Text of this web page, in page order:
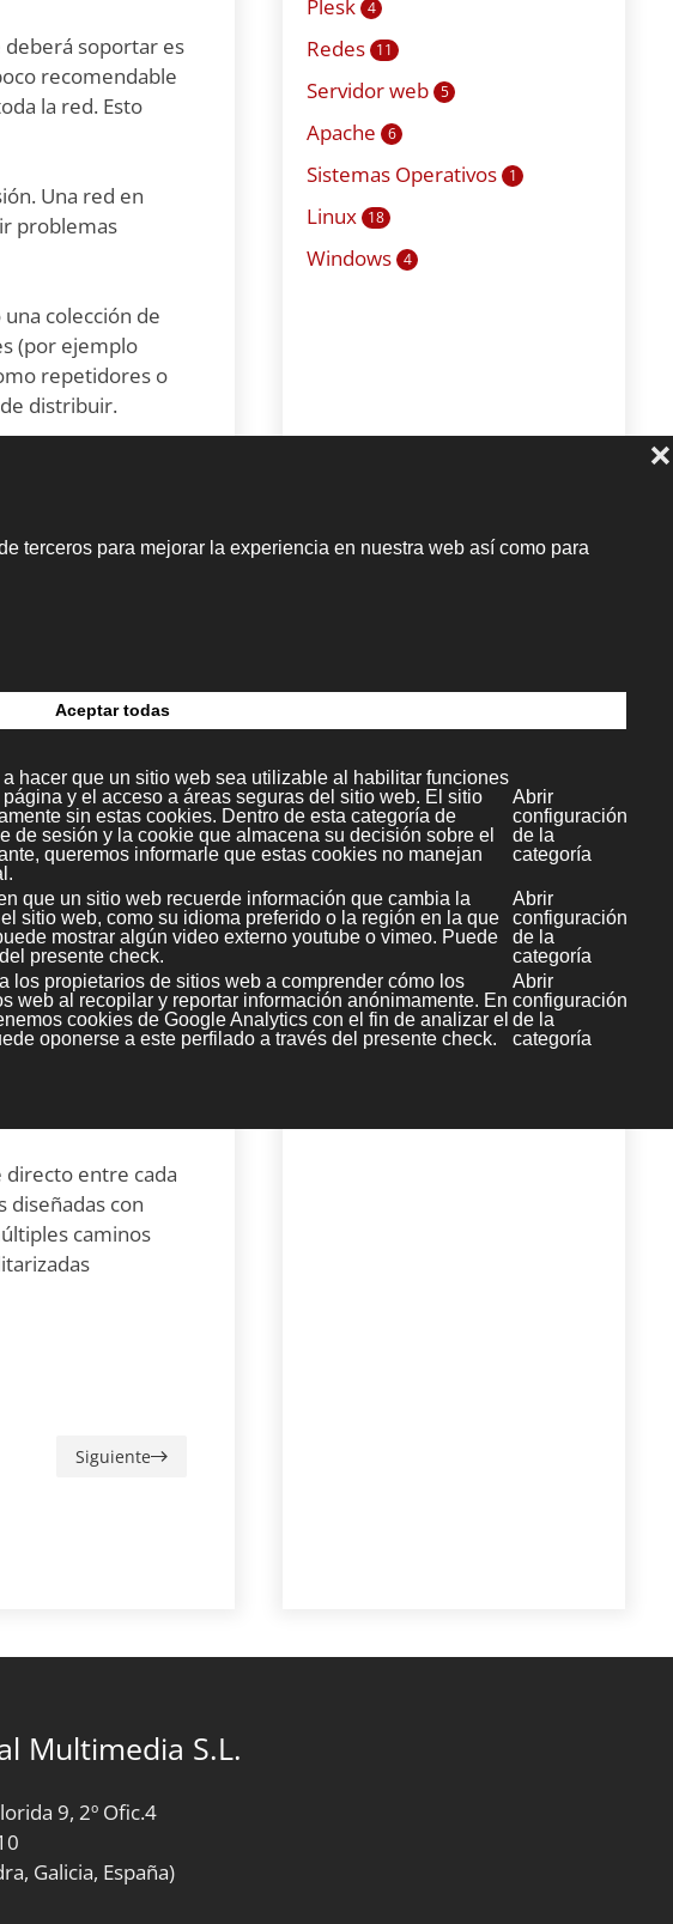
deberá soportar es
recomendable
la red. Esto
Una red en
problemas
colección de
(por ejemplo
repetidores o
distribuir.
de la red por un
ese nodo hoja
del resto.
se
de los
de la red
paquetes
. El número
pero su
directo entre cada
diseñadas con
caminos
Siguiente
Plesk 4
Redes 11
Servidor web 5
Apache 6
Sistemas Operativos 1
Linux 18
Windows 4
Multimedia S.L.
9, 2º Ofic.4
Galicia, España)